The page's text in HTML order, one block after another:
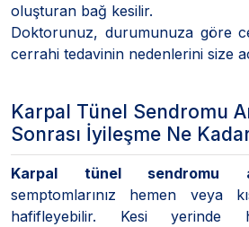
oluşturan bağ kesilir.
Doktorunuz, durumunuza göre
cerrahi tedavinin nedenlerini size
Karpal Tünel Sendromu
Sonrası İyileşme Ne
Karpal tünel sendromu
semptomlarınız hemen veya
hafifleyebilir. Kesi yerinde